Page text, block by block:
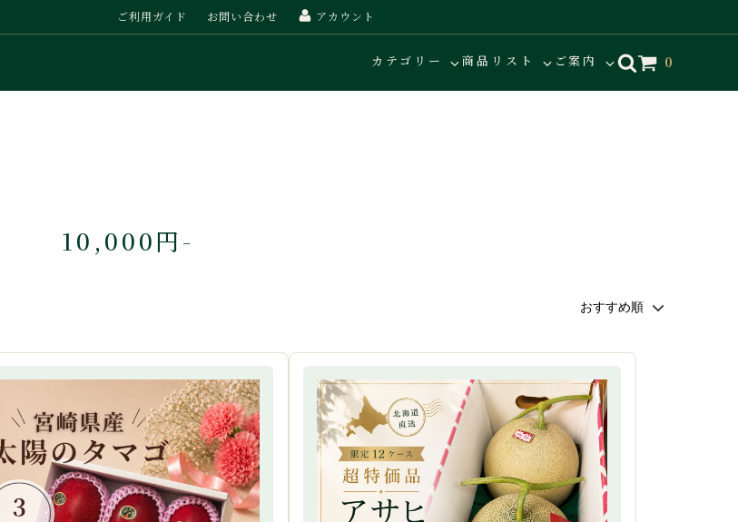
ご利用ガイド お問い合わせ アカウント
カテゴリー 商品リスト ご案内 0
10,000円-